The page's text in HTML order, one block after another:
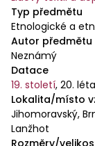
krajky s
oblouků.
Typ předmětu
Etnologické a
Autor předmětu
Neznámý
Datace
19. století, 20.
Lokalita/místo
Jihomoravský,
Lanžhot